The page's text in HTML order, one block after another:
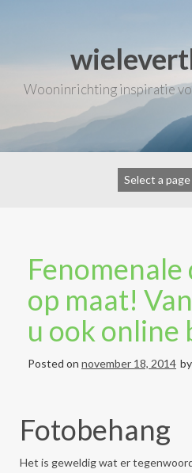
Wooninrichting inspiratie
op maat!
u ook online
Posted on november 18, 2014 by
Fotobehang
Het is geweldig wat er